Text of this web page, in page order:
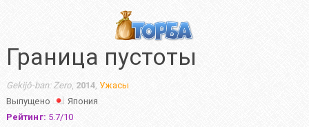
Граница пустоты
Gekijô-ban: Zero, 2014, Ужасы
Выпущено
Япония
Рейтинг: 5.7/10